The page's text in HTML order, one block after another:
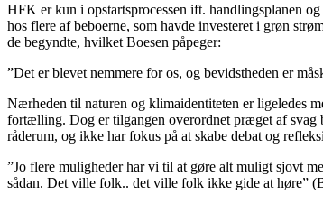
HFK er kun i opstartsprocessen ift. handlingsplanen
hos flere af beboerne, som havde investeret i grøn
de begyndte, hvilket Boesen påpeger:
”Det er blevet nemmere for os, og bevidstheden er
Nærheden til naturen og klimaidentiteten er ligeledes
fortælling. Dog er tilgangen overordnet præget af
råderum, og ikke har fokus på at skabe debat og
”Jo flere muligheder har vi til at gøre alt muligt sjovt
sådan. Det ville folk.. det ville folk ikke gide at høre”